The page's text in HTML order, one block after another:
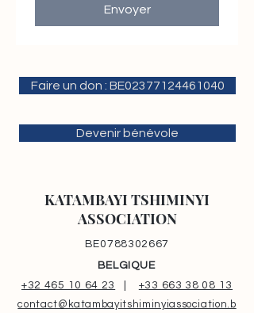
Envoyer
Faire un don : BE02377124461040
Devenir bénévole
KATAMBAYI TSHIMINYI
ASSOCIATION
BE0788302667
BELGIQUE
+32 465 10 64 23
+33 663 38 08 13
contact@katambayitshiminyiassociation.b